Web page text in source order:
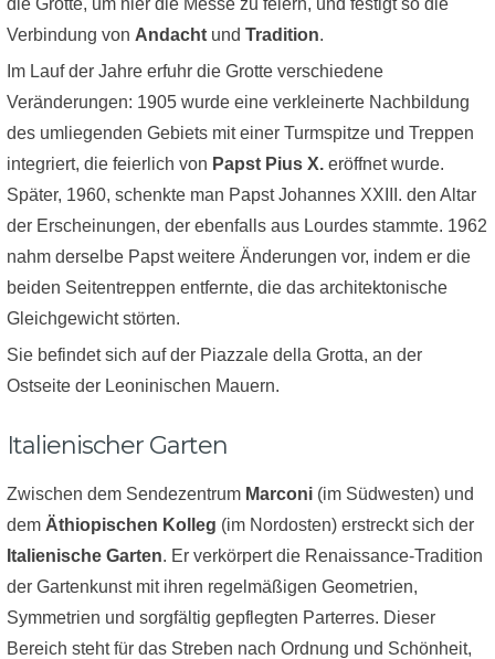
die Grotte, um hier die Messe zu feiern, und festigt so die
Verbindung von Andacht und Tradition.
Im Lauf der Jahre erfuhr die Grotte verschiedene
Veränderungen: 1905 wurde eine verkleinerte Nachbildung
des umliegenden Gebiets mit einer Turmspitze und Treppen
integriert, die feierlich von Papst Pius X. eröffnet wurde.
Später, 1960, schenkte man Papst Johannes XXIII. den Altar
der Erscheinungen, der ebenfalls aus Lourdes stammte. 1962
nahm derselbe Papst weitere Änderungen vor, indem er die
beiden Seitentreppen entfernte, die das architektonische
Gleichgewicht störten.
Sie befindet sich auf der Piazzale della Grotta, an der
Ostseite der Leoninischen Mauern.
Italienischer Garten
Zwischen dem Sendezentrum Marconi (im Südwesten) und
dem Äthiopischen Kolleg (im Nordosten) erstreckt sich der
Italienische Garten. Er verkörpert die Renaissance-Tradition
der Gartenkunst mit ihren regelmäßigen Geometrien,
Symmetrien und sorgfältig gepflegten Parterres. Dieser
Bereich steht für das Streben nach Ordnung und Schönheit,